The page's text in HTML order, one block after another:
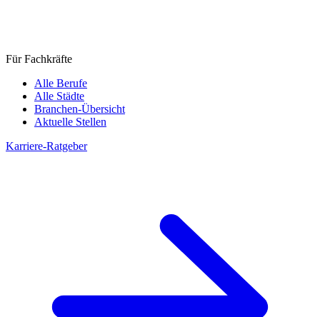
Für Fachkräfte
Alle Berufe
Alle Städte
Branchen-Übersicht
Aktuelle Stellen
Karriere-Ratgeber